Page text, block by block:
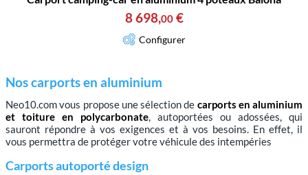
8 698,00 €
Configurer
Nos carports en aluminium
Neo10.com vous propose une sélection de carports en aluminium
et toiture en polycarbonate, autoportées ou adossées, qui
sauront répondre à vos exigences et à vos besoins. En effet, il
vous permettra de protéger votre véhicule des intempéries
Carports autoporté design